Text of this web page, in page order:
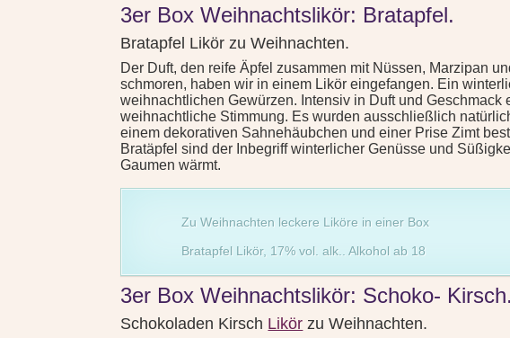
3er Box Weihnachtslikör: Bratapfel.
Bratapfel Likör zu Weihnachten.
Der Duft, den reife Äpfel zusammen mit Nüssen, Marzipan
schmoren, haben wir in einem Likör eingefangen. Ein
weihnachtlichen Gewürzen. Intensiv in Duft und
weihnachtliche Stimmung. Es wurden ausschließlich
einem dekorativen Sahnehäubchen und einer Prise Zimt
Bratäpfel sind der Inbegriff winterlicher Genüsse und
Gaumen wärmt.
Zu Weihnachten leckere Liköre in einer Box
Bratapfel Likör, 17% vol. alk.. Alkohol ab 18
3er Box Weihnachtslikör: Schoko- Kirsch.
Schokoladen Kirsch Likör zu Weihnachten.